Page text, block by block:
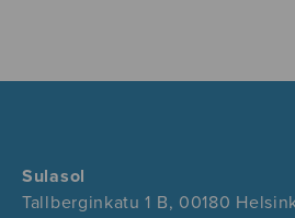
Sulasol
Tallberginkatu 1 B, 00180